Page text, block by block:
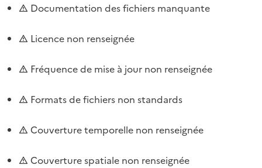
Documentation des fichiers manquante
Licence non renseignée
Fréquence de mise à jour non renseignée
Formats de fichiers non standards
Couverture temporelle non renseignée
Couverture spatiale non renseignée